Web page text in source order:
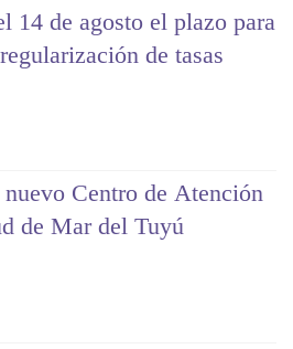
14 de agosto el plazo para
de tasas
Centro de Atención
de Mar del Tuyú